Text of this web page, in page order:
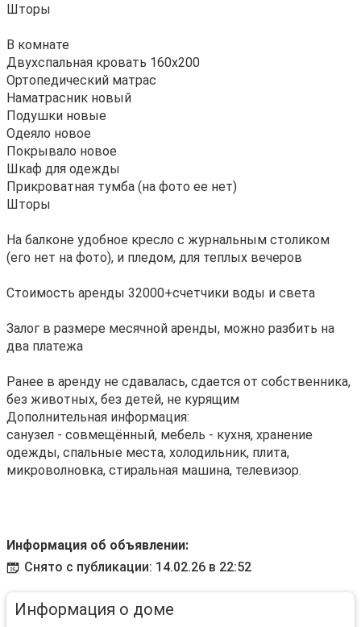
Шторы
В комнате
Двухспальная кровать 160х200
Ортопедический матрас
Наматрасник новый
Подушки новые
Одеяло новое
Покрывало новое
Шкаф для одежды
Прикроватная тумба (на фото ее нет)
Шторы
На балконе удобное кресло с журнальным столиком
(его нет на фото), и пледом, для теплых вечеров
Стоимость аренды 32000+счетчики воды и света
Залог в размере месячной аренды, можно разбить на
два платежа
Ранее в аренду не сдавалась, сдается от собственника,
без животных, без детей, не курящим
Дополнительная информация:
санузел - совмещённый, мебель - кухня, хранение
одежды, спальные места, холодильник, плита,
микроволновка, стиральная машина, телевизор.
Информация об объявлении:
Снято с публикации: 14.02.26 в 22:52
Информация о доме